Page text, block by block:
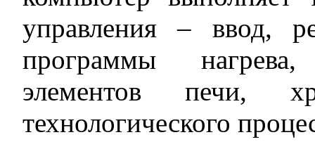
управления – ввод,
программы
элементов печи,
технологического